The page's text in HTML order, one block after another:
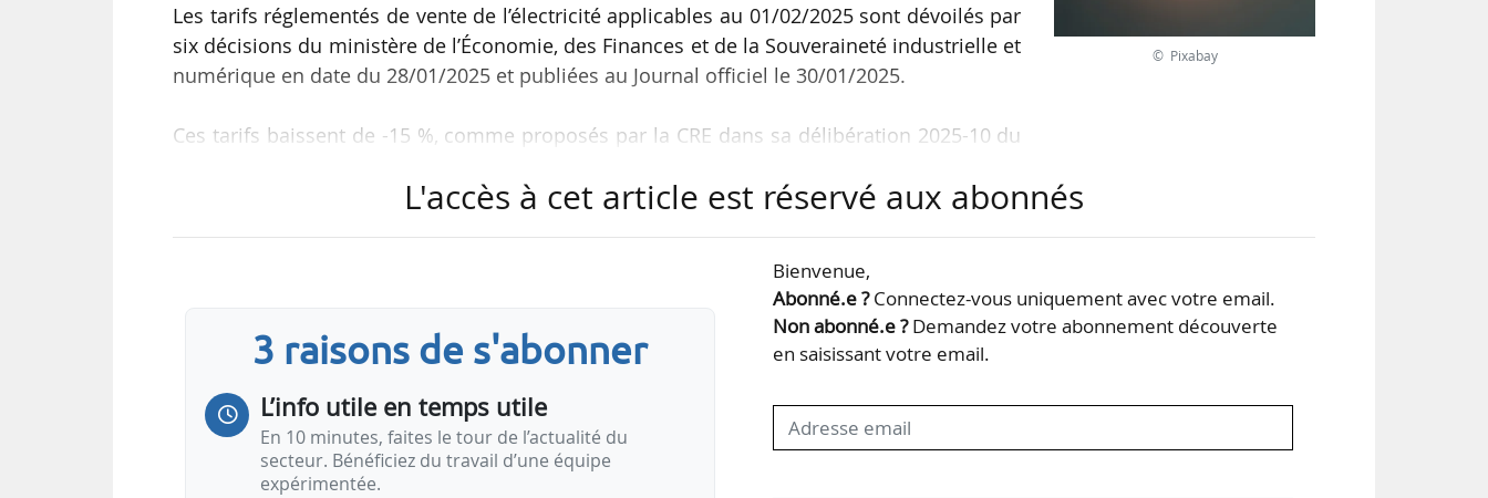
Les tarifs réglementés de vente de l’électricité applicables au 01/02/2025 sont dévoilés par
six décisions du ministère de l’Économie, des Finances et de la Souveraineté industrielle et
numérique en date du 28/01/2025 et publiées au Journal officiel le 30/01/2025.
Ces tarifs baissent de -15 %, comme proposés par la CRE dans sa délibération 2025-10 du
métropolitaine continentale et les zones non interconnectées au réseau métropolitain
locales de distribution, et les deux dernières décisions…
© Pixabay
L'accès à cet article est réservé aux abonnés
3 raisons de s'abonner
L’info utile en temps utile
En 10 minutes, faites le tour de l’actualité du
secteur. Bénéficiez du travail d’une équipe
expérimentée.
Bienvenue,
Abonné.e ?Connectez-vous uniquement avec votre email.
Non abonné.e ?Demandez votre abonnement découverte
en saisissant votre email.